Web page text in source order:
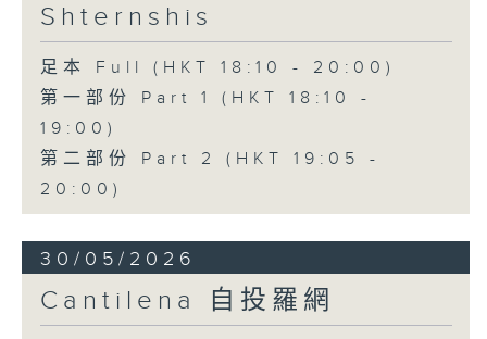
Shternshis
足本 Full (HKT 18:10 - 20:00)
第一部份 Part 1 (HKT 18:10 -
19:00)
第二部份 Part 2 (HKT 19:05 -
20:00)
30/05/2026
Cantilena 自投羅網